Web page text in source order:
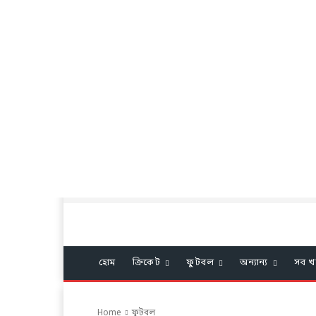
হোম ক্রিকেট ফুটবল অন্যান্য সব
Home ফুটবল